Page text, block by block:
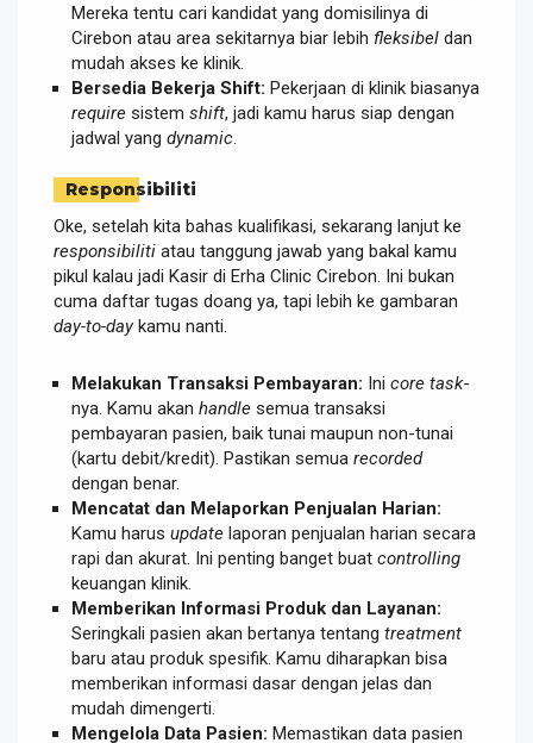
Mereka tentu cari kandidat yang domisilinya di
Cirebon atau area sekitarnya biar lebih fleksibel dan
mudah akses ke klinik.
Bersedia Bekerja Shift: Pekerjaan di klinik biasanya
require sistem shift, jadi kamu harus siap dengan
jadwal yang dynamic
Responsibiliti
Oke, setelah kita bahas kualifikasi, sekarang lanjut ke
responsibiliti atau tanggung jawab yang bakal kamu
pikul kalau jadi Kasir di Erha Clinic Cirebon. Ini bukan
cuma daftar tugas doang ya, tapi lebih ke gambaran
day-to-daykamu nanti.
Melakukan Transaksi Pembayaran: Ini core task-
nya. Kamu akan handle semua transaksi
pembayaran pasien, baik tunai maupun non-tunai
(kartu debit/kredit). Pastikan semua recorded
dengan benar.
Mencatat dan Melaporkan Penjualan Harian:
Kamu harus update laporan penjualan harian secara
rapi dan akurat. Ini penting banget buat controlling
keuangan klinik.
Memberikan Informasi Produk dan Layanan:
Seringkali pasien akan bertanya tentang treatment
baru atau produk spesifik. Kamu diharapkan bisa
memberikan informasi dasar dengan jelas dan
mudah dimengerti.
Mengelola Data Pasien: Memastikan data pasien